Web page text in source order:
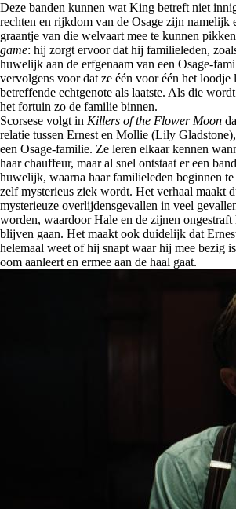
Deze banden kunnen wat King betreft niet
rechten en rijkdom van de Osage zijn namelijk
graantje van die welvaart mee te kunnen
game: hij zorgt ervoor dat hij familieleden,
huwelijk aan de erfgenaam van een Osage-
vervolgens voor dat ze één voor één het loodje
betreffende echtgenote als laatste. Als die
het fortuin zo de familie binnen.
Scorsese volgt in Killers of the Flower Moon
relatie tussen Ernest en Mollie (Lily
een Osage-familie. Ze leren elkaar kennen
haar chauffeur, maar al snel ontstaat er een
huwelijk, waarna haar familieleden beginnen
zelf mysterieus ziek wordt. Het verhaal maakt
mysterieuze overlijdensgevallen in veel
worden, waardoor Hale en de zijnen ongestraft
blijven gaan. Het maakt ook duidelijk dat
helemaal weet of hij snapt waar hij mee bezig
oom aanleert en ermee aan de haal gaat.